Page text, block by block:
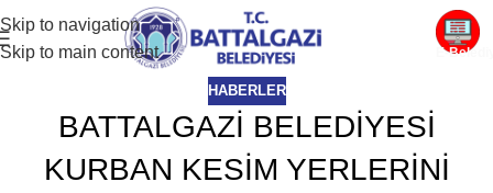
Skip to navigation
Skip to main content
E-
HABERLER
BATTALGAZİ BELEDİYESİ
KURBAN KESİM YERLERİNİ